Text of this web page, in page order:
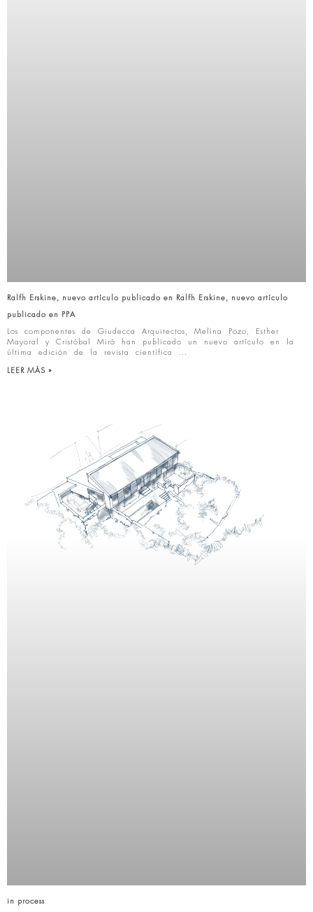
Ralfh Erskine, nuevo artículo publicado en Ralfh Erskine, nuevo artículo
publicado en PPA
Los componentes de Giudecca Arquitectos, Melina Pozo, Esther
Mayoral y Cristóbal Miró han publicado un nuevo artículo en la
última edición de la revista científica
LEER MÁS »
in process